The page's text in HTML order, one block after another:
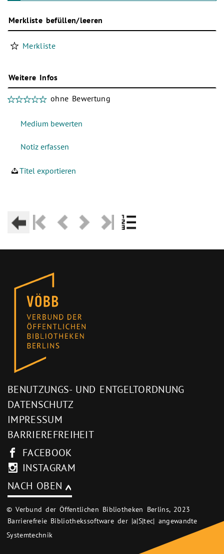
Merkliste befüllen/leeren
Merkliste
Weitere Infos
ohne Bewertung
Titel exportieren
BENUTZUNGS- UND ENTGELTORDNUNG
DATENSCHUTZ
IMPRESSUM
BARRIEREFREIHEIT
FACEBOOK
INSTAGRAM
NACH OBEN
© Verbund der Öffentlichen Bibliotheken Berlins, 2023
Barrierefreie Bibliothekssoftware der |a|S|tec| angewandte
Systemtechnik